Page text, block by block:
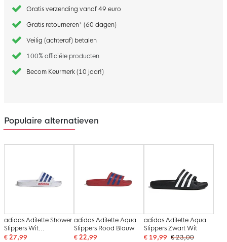
Gratis verzending vanaf 49 euro
Gratis retourneren* (60 dagen)
Veilig (achteraf) betalen
100% officiële producten
Becom Keurmerk (10 jaar!)
Populaire alternatieven
adidas Adilette Shower
Slippers Wit
Donkerblauw Rood
€ 27,99
adidas Adilette Aqua
Slippers Rood Blauw
€ 22,99
adidas Adilette Aqua
Slippers Zwart Wit
€ 19,99 € 23,00